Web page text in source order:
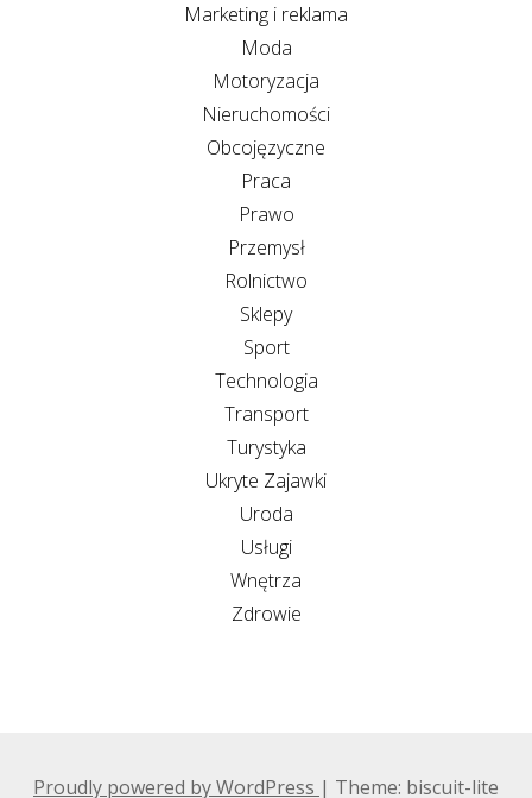
Marketing i reklama
Moda
Motoryzacja
Nieruchomości
Obcojęzyczne
Praca
Prawo
Przemysł
Rolnictwo
Sklepy
Sport
Technologia
Transport
Turystyka
Ukryte Zajawki
Uroda
Usługi
Wnętrza
Zdrowie
Proudly powered by WordPress | Theme: biscuit-lite